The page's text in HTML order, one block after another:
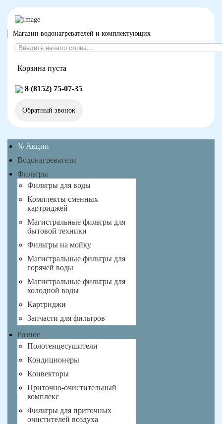
Магазин водонагревателей и комплектующих
Корзина пуста
8 (8152) 75-07-35
Обратный звонок
% Акции
Водонагреватели
Фильтры
Фильтры для воды
Комплекты сменных
картриджей
Магистральные фильтры для
бытовой техники
Фильтры на мойку
Магистральные фильтры для
горячей воды
Магистральные фильтры для
холодной воды
Картриджи
Запчасти для фильтров
Разное
Полотенцесушители
Кондиционеры
Конвекторы
Приточно-очистительный
комплекс
Фильтры для приточных
очистителей воздуха